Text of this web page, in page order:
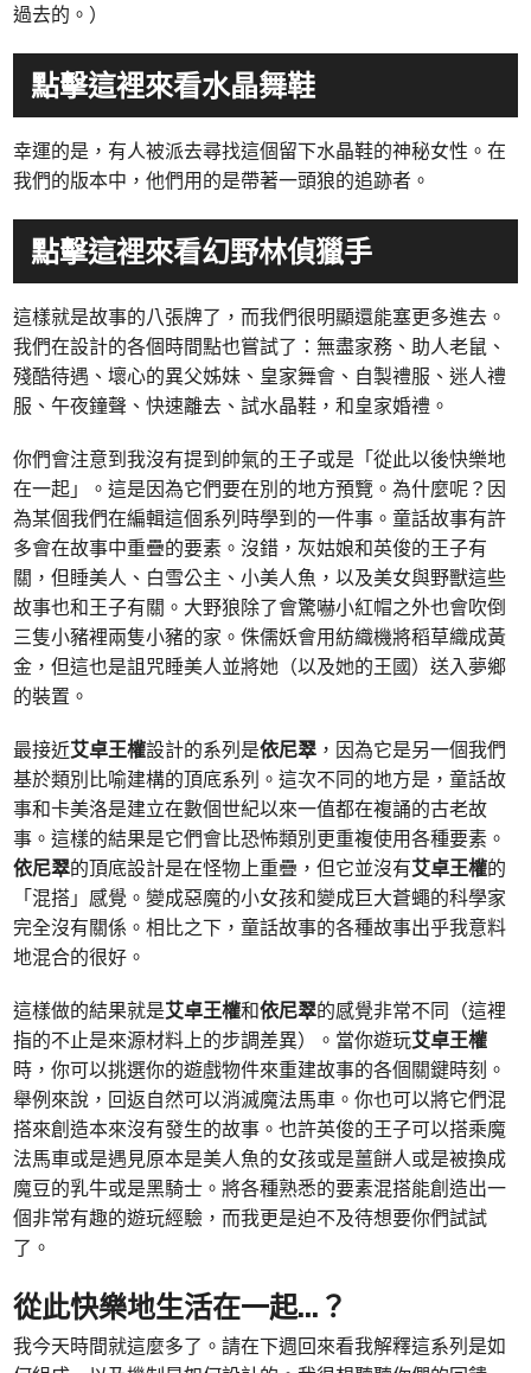
過去的。）
點擊這裡來看水晶舞鞋
幸運的是，有人被派去尋找這個留下水晶鞋的神秘女性。在
我們的版本中，他們用的是帶著一頭狼的追跡者。
點擊這裡來看幻野林偵獵手
這樣就是故事的八張牌了，而我們很明顯還能塞更多進去。
我們在設計的各個時間點也嘗試了：無盡家務、助人老鼠、
殘酷待遇、壞心的異父姊妹、皇家舞會、自製禮服、迷人禮
服、午夜鐘聲、快速離去、試水晶鞋，和皇家婚禮。
你們會注意到我沒有提到帥氣的王子或是「從此以後快樂地
在一起」。這是因為它們要在別的地方預覽。為什麼呢？因
為某個我們在編輯這個系列時學到的一件事。童話故事有許
多會在故事中重疊的要素。沒錯，灰姑娘和英俊的王子有
關，但睡美人、白雪公主、小美人魚，以及美女與野獸這些
故事也和王子有關。大野狼除了會驚嚇小紅帽之外也會吹倒
三隻小豬裡兩隻小豬的家。侏儒妖會用紡織機將稻草織成黃
金，但這也是詛咒睡美人並將她（以及她的王國）送入夢鄉
的裝置。
最接近艾卓王權設計的系列是依尼翠 ，因為它是另一個我們
基於類別比喻建構的頂底系列。這次不同的地方是，童話故
事和卡美洛是建立在數個世紀以來一值都在複誦的古老故
事。這樣的結果是它們會比恐怖類別更重複使用各種要素。
依尼翠的頂底設計是在怪物上重疊，但它並沒有艾卓王權的
「混搭」感覺。變成惡魔的小女孩和變成巨大蒼蠅的科學家
完全沒有關係。相比之下，童話故事的各種故事出乎我意料
地混合的很好。
這樣做的結果就是艾卓王權和依尼翠的感覺非常不同（這裡
指的不止是來源材料上的步調差異）。當你遊玩艾卓王權
時，你可以挑選你的遊戲物件來重建故事的各個關鍵時刻。
舉例來說，回返自然可以消滅魔法馬車。你也可以將它們混
搭來創造本來沒有發生的故事。也許英俊的王子可以搭乘魔
法馬車或是遇見原本是美人魚的女孩或是薑餅人或是被換成
魔豆的乳牛或是黑騎士。將各種熟悉的要素混搭能創造出一
個非常有趣的遊玩經驗，而我更是迫不及待想要你們試試
了。
從此快樂地生活在一起…？
我今天時間就這麼多了。請在下週回來看我解釋這系列是如